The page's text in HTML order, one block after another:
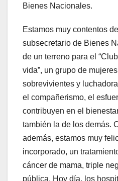
Bienes Nacionales.
Estamos muy contentos
subsecretario de Bienes
de un terreno para el
vida”, un grupo de
sobrevivientes y
el compañerismo, el
contribuyen en el
también la de los demás.
además, estamos muy
incorporado, un
cáncer de mama, triple
pública. Hoy día, los